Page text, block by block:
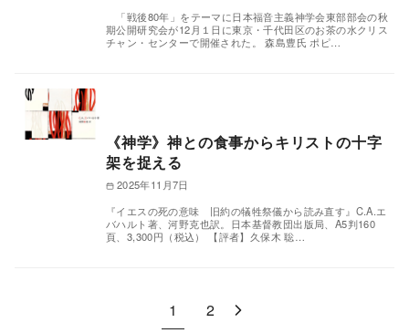
「戦後80年」をテーマに日本福音主義神学会東部部会の秋
期公開研究会が12月１日に東京・千代田区のお茶の水クリス
チャン・センターで開催された。 森島豊氏 ポピ…
《神学》神との食事からキリストの十字
架を捉える
2025年11月7日
『イエスの死の意味 旧約の犠牲祭儀から読み直す』C.A.エ
バハルト著、河野克也訳。日本基督教団出版局、A5判160
頁、3,300円（税込） 【評者】久保木 聡…
1 2